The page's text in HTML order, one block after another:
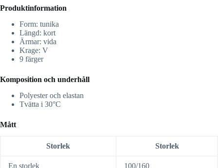
Produktinformation
Form: tunika
Längd: kort
Ärmar: vida
Krage: V
9 färger
Komposition och underhåll
Polyester och elastan
Tvätta i 30°C
Mått
Storlek Storlek
En storlek 100/160